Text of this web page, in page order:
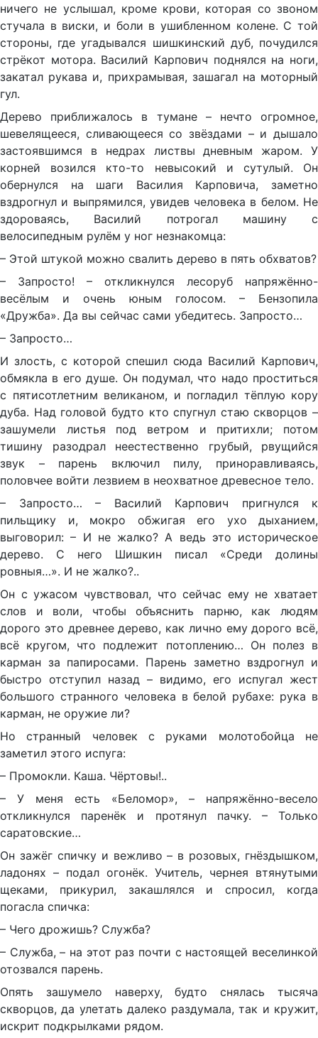
ничего не услышал, кроме крови, которая со звоном
стучала в виски, и боли в ушибленном колене. С той
стороны, где угадывался шишкинский дуб, почудился
стрёкот мотора. Василий Карпович поднялся на ноги,
закатал рукава и, прихрамывая, зашагал на моторный
гул.
Дерево приближалось в тумане – нечто огромное,
шевелящееся, сливающееся со звёздами – и дышало
застоявшимся в недрах листвы дневным жаром. У
корней возился кто-то невысокий и сутулый. Он
обернулся на шаги Василия Карповича, заметно
вздрогнул и выпрямился, увидев человека в белом. Не
здороваясь, Василий потрогал машину с
велосипедным рулём у ног незнакомца:
– Этой штукой можно свалить дерево в пять обхватов?
– Запросто! – откликнулся лесоруб напряжённо-
весёлым и очень юным голосом. – Бензопила
«Дружба». Да вы сейчас сами убедитесь. Запросто…
– Запросто…
И злость, с которой спешил сюда Василий Карпович,
обмякла в его душе. Он подумал, что надо проститься
с пятисотлетним великаном, и погладил тёплую кору
дуба. Над головой будто кто спугнул стаю скворцов –
зашумели листья под ветром и притихли; потом
тишину разодрал неестественно грубый, рвущийся
звук – парень включил пилу, приноравливаясь,
половчее войти лезвием в неохватное древесное тело.
– Запросто… – Василий Карпович пригнулся к
пильщику и, мокро обжигая его ухо дыханием,
выговорил: – И не жалко? А ведь это историческое
дерево. С него Шишкин писал «Среди долины
ровныя…». И не жалко?..
Он с ужасом чувствовал, что сейчас ему не хватает
слов и воли, чтобы объяснить парню, как людям
дорого это древнее дерево, как лично ему дорого всё,
всё кругом, что подлежит потоплению… Он полез в
карман за папиросами. Парень заметно вздрогнул и
быстро отступил назад – видимо, его испугал жест
большого странного человека в белой рубахе: рука в
карман, не оружие ли?
Но странный человек с руками молотобойца не
заметил этого испуга:
– Промокли. Каша. Чёртовы!..
– У меня есть «Беломор», – напряжённо-весело
откликнулся паренёк и протянул пачку. – Только
саратовские…
Он зажёг спичку и вежливо – в розовых, гнёздышком,
ладонях – подал огонёк. Учитель, чернея втянутыми
щеками, прикурил, закашлялся и спросил, когда
погасла спичка:
– Чего дрожишь? Служба?
– Служба, – на этот раз почти с настоящей веселинкой
отозвался парень.
Опять зашумело наверху, будто снялась тысяча
скворцов, да улетать далеко раздумала, так и кружит,
искрит подкрылками рядом.